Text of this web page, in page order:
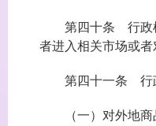
第四十条 行政机
者进入相关市场或
第四十一条 行政
（一）对外地商品